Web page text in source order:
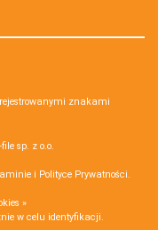
znakami
file sp. z o.o.
i Polityce Prywatności.
»
w celu identyfikacji.